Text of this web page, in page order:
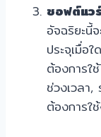
ซอฟต์แว
อัจฉริยะนี้
ประจุเมื่อ
ต้องการใ
ช่วงเวลา,
ต้องการใ